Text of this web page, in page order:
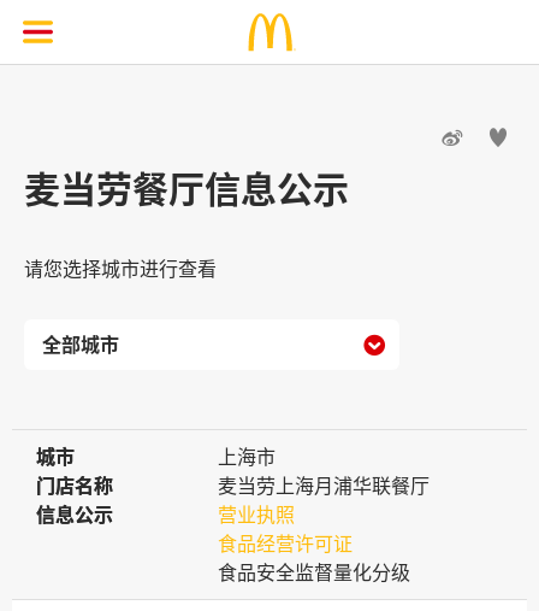
 
麦当劳餐厅信息公示
请您选择城市进行查看

城市
城市
上海市
门店名称
门店名称
麦当劳上海月浦华联餐厅
信息公示
信息公示
营业执照
食品经营许可证
食品安全监督量化分级